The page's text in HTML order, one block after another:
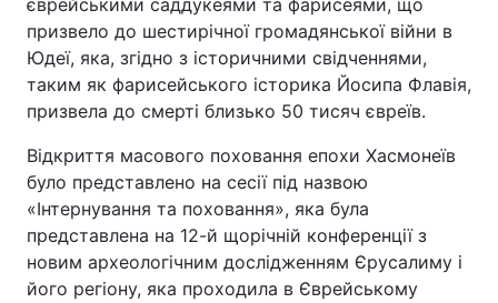
єврейськими саддукеями та фарисеями, що
призвело до шестирічної громадянської війни в
Юдеї, яка, згідно з історичними свідченнями,
таким як фарисейського історика Йосипа Флавія,
призвела до смерті близько 50 тисяч євреїв.
Відкриття масового поховання епохи Хасмонеїв
було представлено на сесії під назвою
«Інтернування та поховання», яка була
представлена на 12-й щорічній конференції з
новим археологічним дослідженням Єрусалиму і
його регіону, яка проходила в Єврейському